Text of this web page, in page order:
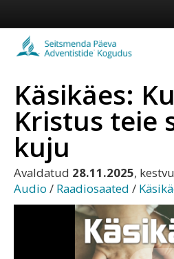
Koduleht
Vaata veel
Käsikäes:
Kristus teie
kuju
Avaldatud 28.11.2025,
Audio / Raadiosaated /